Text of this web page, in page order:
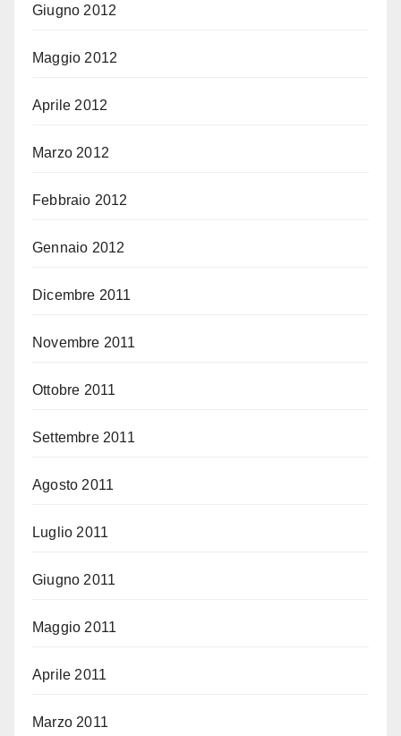
Giugno 2012
Maggio 2012
Aprile 2012
Marzo 2012
Febbraio 2012
Gennaio 2012
Dicembre 2011
Novembre 2011
Ottobre 2011
Settembre 2011
Agosto 2011
Luglio 2011
Giugno 2011
Maggio 2011
Aprile 2011
Marzo 2011